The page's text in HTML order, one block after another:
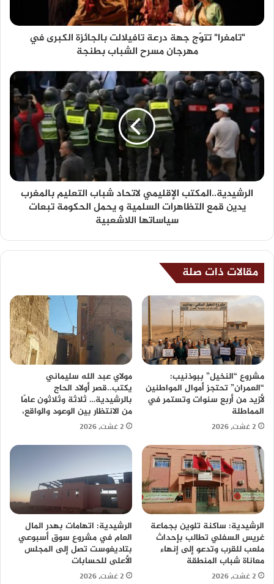
"تامغرا" تتوّج جهة درعة تافيلالت بالجائزة الكبرى في
مهرجان مسرح الشباب بطنجة
الرشيدية..المكتب الإقليمي لاتحاد شباب التعليم بالمغرب
يدين قمع التظاهرات السلمية و يحمل الحكومة تبعات
سياساتها اللاشعبية
مقالات ذات صلة
مشروع “النخيل” ببوذنيب:
“العمران” تحتجز أموال المواطنين
لأزيد من أربع سنوات وتستمر في
المماطلة
2 غشت، 2026
مولاي عبد الله سليماني
يكتب..قصر أولاد الحاج
بالرشيدية… ثلاثة وثلاثون عامًا
من الانتظار بين الوعود والواقع،
2 غشت، 2026
الرشيدية: ساكنة تلوين بجماعة
غريس السفلي تطالب بإحداث
ملعب للقرب وتدعو إلى إنهاء
معاناة شباب المنطقة
2 غشت، 2026
الرشيدية: اتهامات بهدر المال
العام في مشروع سوق أسبوعي
بتاديغوست تصل إلى المجلس
الأعلى للحسابات
2 غشت، 2026